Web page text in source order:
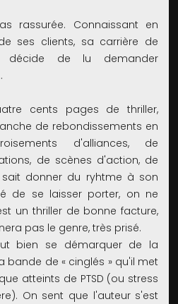
rassurée. Connaissant en
ses clients, sa carrière de
décide de lu demander
cents pages de thriller,
de rebondissements en
d'alliances, de
de scènes d'action, de
sait donner du ryhtme à son
de se laisser porter, on ne
un thriller de bonne facture,
pas le genre, très prisé.
bien se démarquer de la
bande de « cinglés » qu'il met
atteints de PTSD (ou stress
On sent que l'auteur s'est